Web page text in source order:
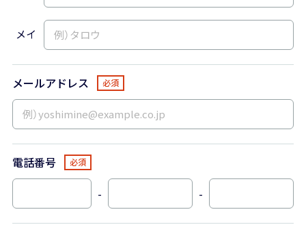
メイ
メールアドレス
電話番号
-
-